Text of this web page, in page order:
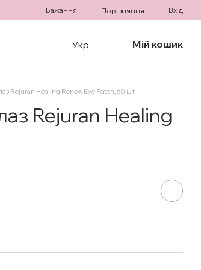
Бажання Порівняння Вхід
Укр Мій кошик
Rejuran Healing Renew Eye Patch, 60 шт
Rejuran Healing